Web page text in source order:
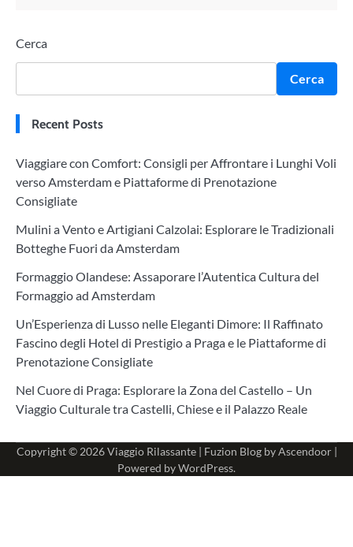
Cerca
Cerca
Recent Posts
Viaggiare con Comfort: Consigli per Affrontare i Lunghi Voli
verso Amsterdam e Piattaforme di Prenotazione
Consigliate
Mulini a Vento e Artigiani Calzolai: Esplorare le Tradizionali
Botteghe Fuori da Amsterdam
Formaggio Olandese: Assaporare l’Autentica Cultura del
Formaggio ad Amsterdam
Un’Esperienza di Lusso nelle Eleganti Dimore: Il Raffinato
Fascino degli Hotel di Prestigio a Praga e le Piattaforme di
Prenotazione Consigliate
Nel Cuore di Praga: Esplorare la Zona del Castello – Un
Viaggio Culturale tra Castelli, Chiese e il Palazzo Reale
Copyright © 2026Viaggio Rilassante| Fuzion Blog byAscendoor|
Powered byWordPress.